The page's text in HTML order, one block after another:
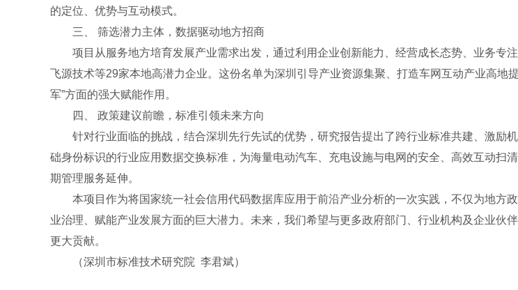
的定位、优势与互动模式。
三、 筛选潜力主体，数据驱动地方招商
项目从服务地方培育发展产业需求出发，通过利用企业创新能力、经营成长态势、业务专
飞源技术等29家本地高潜力企业。这份名单为深圳引导产业资源集聚、打造车网互动产业高地
军”方面的强大赋能作用。
四、 政策建议前瞻，标准引领未来方向
针对行业面临的挑战，结合深圳先行先试的优势，研究报告提出了跨行业标准共建、激励
础身份标识的行业应用数据交换标准，为海量电动汽车、充电设施与电网的安全、高效互动扫
期管理服务延伸。
本项目作为将国家统一社会信用代码数据库应用于前沿产业分析的一次实践，不仅为地方
业治理、赋能产业发展方面的巨大潜力。未来，我们希望与更多政府部门、行业机构及企业伙
更大贡献。
（深圳市标准技术研究院 李君斌）